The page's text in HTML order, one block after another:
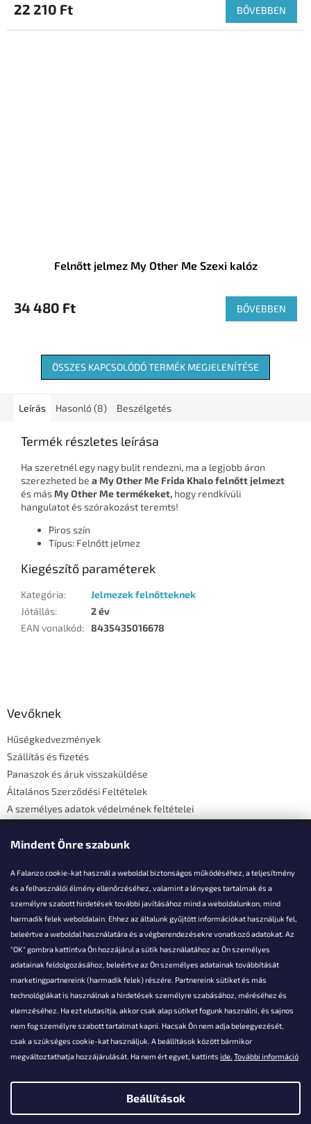
Mindent Önre szabunk
A Falanzo cookie-kat használ a weboldal biztonságos működéséhez, a teljesítmény
és a felhasználói élmény ellenőrzéséhez, valamint a lényeges tartalmak és a
személyre szabott hirdetések további javításához mind a weboldalunkon, mind
harmadik felek weboldalain. Ehhez az általunk gyűjtött információkat használjuk fel,
beleértve a weboldal használatára és a végberendezésekre vonatkozó adatokat. Az
"OK" gombra kattintva Ön hozzájárul a sütik használatához az Ön személyes
adatainak feldolgozásához, beleértve az Ön személyes adatainak továbbítását
marketingpartnereink (harmadik felek) részére. Partnereink sütiket és más
technológiákat is használnak a hirdetések személyre szabásához, méréséhez és
elemzéséhez. Ha ezt elutasítja, akkor csak alap sütiket fogunk használni, és sajnos
nem fog személyre szabott tartalmat kapni. Hacsak Ön nem adja beleegyezését,
csak a szükséges cookie-kat használjuk. A beállítások között bármikor
megváltoztathatja hozzájárulását. Ha nem ért egyet, kattints ide. További információ
Beállítások
22 210 Ft BŐVEBBEN
Felnőtt jelmez My Other Me Szexi kalóz
34 480 Ft BŐVEBBEN
ÖSSZES KAPCSOLÓDÓ TERMÉK MEGJELENÍTÉSE
Leírás Hasonló (8) Beszélgetés
Termék részletes leírása
Ha szeretnél egy nagy bulit rendezni, ma a legjobb áron
szerezheted be a My Other Me Frida Khalo felnőtt jelmezt
és másMy Other Me termékeket, hogy rendkívüli
hangulatot és szórakozást teremts!
Piros szín
Típus: Felnőtt jelmez
Kiegészítő paraméterek
Kategória:
Jelmezek felnőtteknek
Jótállás:
2 év
EAN vonalkód: 8435435016678
Vevőknek
Hűségkedvezmények
Szállítás és fizetés
Panaszok és áruk visszaküldése
Általános Szerződési Feltételek
A személyes adatok védelmének feltételei
Elérhetőségi adatok
Akarsz kérdezni valamit?
info@falanzo.hu